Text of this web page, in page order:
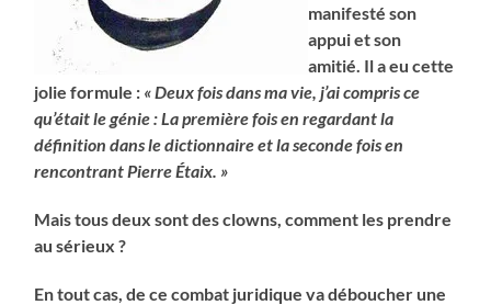
manifesté son
appui et son
amitié. Il a eu cette
jolie formule : « Deux fois dans ma vie, j’ai compris ce
qu’était le génie : La première fois en regardant la
définition dans le dictionnaire et la seconde fois en
rencontrant Pierre Étaix. »
Mais tous deux sont des clowns, comment les prendre
au sérieux ?
En tout cas, de ce combat juridique va déboucher une